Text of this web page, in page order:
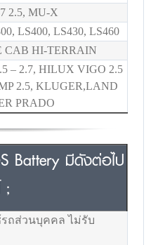
2.5, MU-X
LS400, LS430, LS460
CAB HI-TERRAIN
– 2.7, HILUX VIGO 2.5
2.5, KLUGER,LAND
PRADO
Battery มีดังต่อไป
;
รถส่วนบุคคล ไม่รับ